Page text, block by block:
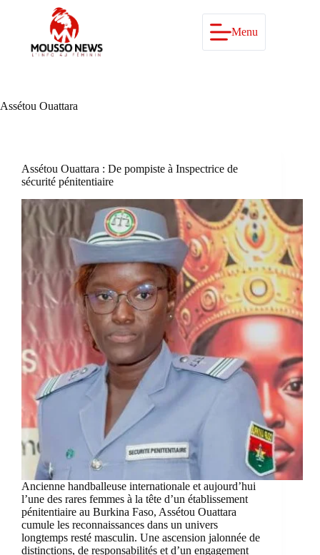
Menu
Assétou Ouattara
Assétou Ouattara : De pompiste à Inspectrice de
sécurité pénitentiaire
Ancienne handballeuse internationale et aujourd’hui
l’une des rares femmes à la tête d’un établissement
pénitentiaire au Burkina Faso, Assétou Ouattara
cumule les reconnaissances dans un univers
longtemps resté masculin. Une ascension jalonnée de
distinctions, de responsabilités et d’un engagement